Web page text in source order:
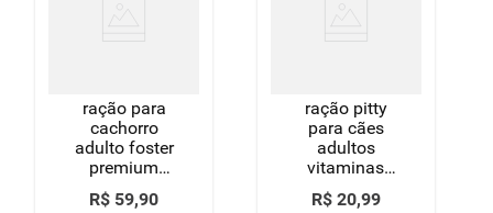
ração para
cachorro
adulto foster
premium
original 7kg
R$ 59,90
ração pitty
para cães
adultos
vitaminas
proteínas 2kg
R$ 20,99